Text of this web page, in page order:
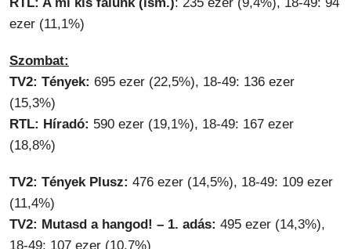
ezer (11,1%)
Szombat:
TV2: Tények: 695 ezer (22,5%), 18-49: 136 ezer
(15,3%)
RTL: Híradó: 590 ezer (19,1%), 18-49: 167 ezer
(18,8%)
TV2: Tények Plusz: 476 ezer (14,5%), 18-49: 109 ezer
(11,4%)
TV2: Mutasd a hangod! – 1. adás: 495 ezer (14,3%),
18-49: 107 ezer (10,7%)